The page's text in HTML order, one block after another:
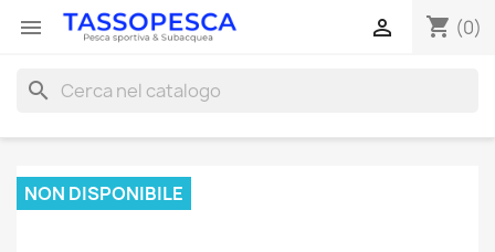
 shopping_cart (0)

search
NON DISPONIBILE